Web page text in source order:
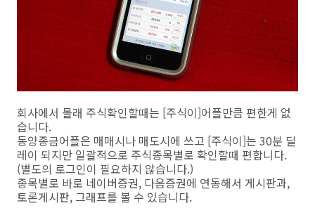
회사에서 몰래 주식확인할때는 [주식이]어플만큼 편한게 없
습니다.
동양종금어플은 매매시나 매도시에 쓰고 [주식이]는 30분 딜
레이 되지만 일괄적으로 주식종목별로 확인할때 편합니다.
(별도의 로그인이 필요하지 않습니다.)
종목별로 바로 네이버증권, 다음증권에 연동해서 게시판과,
토론게시판, 그래프를 볼 수 있습니다.